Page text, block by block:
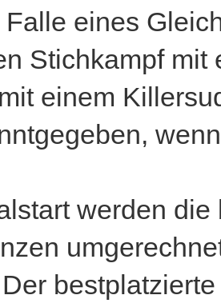
Falle eines
Stichkampf
einem
werden